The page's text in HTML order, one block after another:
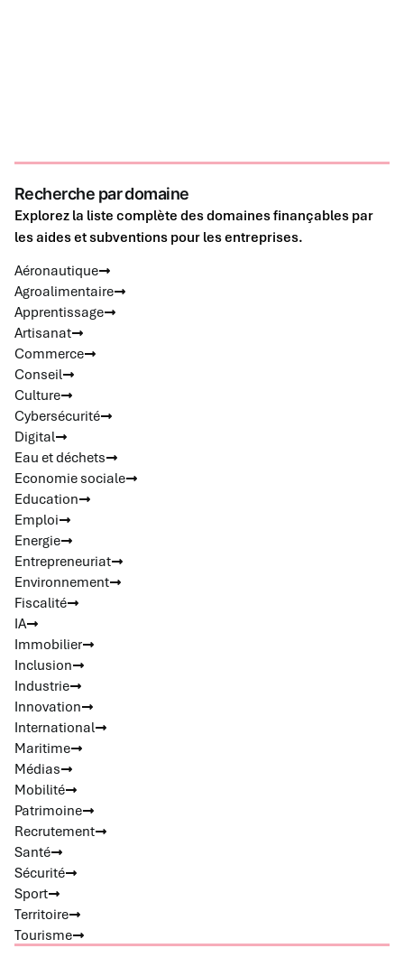
Recherche par domaine
Explorez la liste complète des domaines finançables par
les aides et subventions pour les entreprises.
Aéronautique
Agroalimentaire
Apprentissage
Artisanat
Commerce
Conseil
Culture
Cybersécurité
Digital
Eau et déchets
Economie sociale
Education
Emploi
Energie
Entrepreneuriat
Environnement
Fiscalité
IA
Immobilier
Inclusion
Industrie
Innovation
International
Maritime
Médias
Mobilité
Patrimoine
Recrutement
Santé
Sécurité
Sport
Territoire
Tourisme